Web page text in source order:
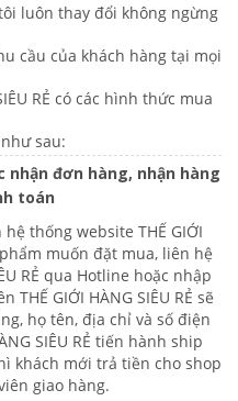
tôi luôn thay đổi không ngừng
cầu của khách hàng tại mọi
RẺ có các hình thức mua
sau:
nhận đơn hàng, nhận hàng
toán
thống website THẾ GIỚI
muốn đặt mua, liên hệ
RẺ qua Hotline hoặc nhập
GIỚI HÀNG SIÊU RẺ sẽ
họ tên, địa chỉ và số điện
SIÊU RẺ tiến hành ship
khách mới trả tiền cho shop
giao hàng.